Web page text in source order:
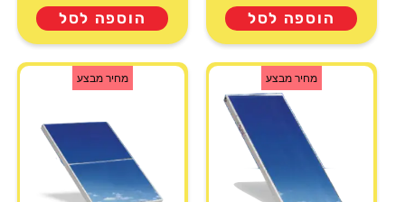
הוספה לסל הוספה לסל
מחיר מבצע מחיר מבצע